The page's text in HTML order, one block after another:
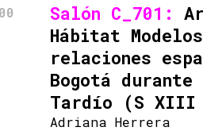
Salón C_701:
Hábitat
relaciones
Bogotá
Tardío (S XIII
Adriana Herrera